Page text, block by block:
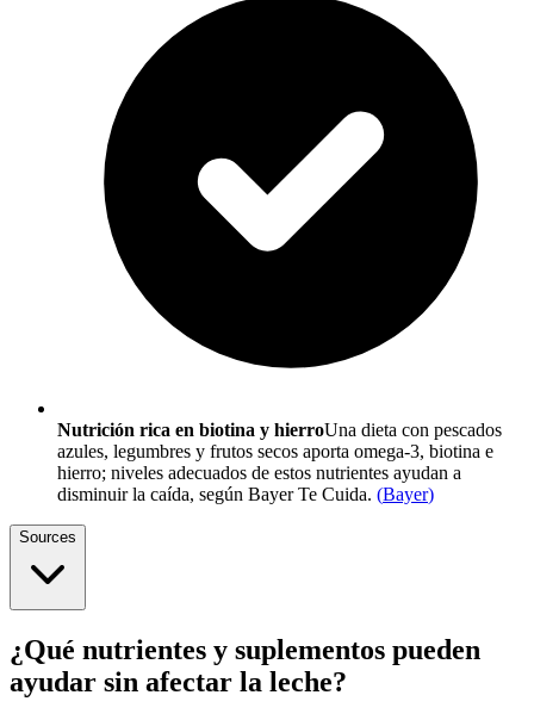
Nutrición rica en biotina y hierroUna dieta con pescados
azules, legumbres y frutos secos aporta omega-3, biotina e
hierro; niveles adecuados de estos nutrientes ayudan a
disminuir la caída, según Bayer Te Cuida. (Bayer)
Sources
¿Qué nutrientes y suplementos pueden
ayudar sin afectar la leche?